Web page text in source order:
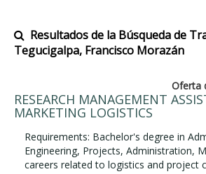
Resultados de la Búsqueda de
Tegucigalpa, Francisco Morazán
Oferta
RESEARCH MANAGEMENT
MARKETING LOGISTICS
Requirements: Bachelor's degree in
Engineering, Projects, Administration,
careers related to logistics and project